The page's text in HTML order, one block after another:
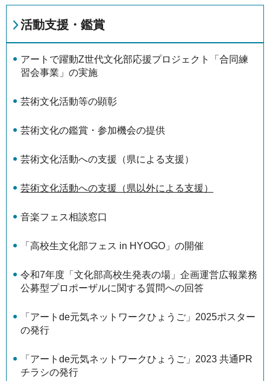
活動支援・鑑賞
アートで躍動Z世代文化部応援プロジェクト「合同練
習会事業」の実施
芸術文化活動等の顕彰
芸術文化の鑑賞・参加機会の提供
芸術文化活動への支援（県による支援）
芸術文化活動への支援（県以外による支援）
音楽フェス相談窓口
「高校生文化部フェス in HYOGO」の開催
令和7年度「文化部高校生発表の場」企画運営広報業務
公募型プロポーザルに関する質問への回答
「アートde元気ネットワークひょうご」2025ポスター
の発行
「アートde元気ネットワークひょうご」2023 共通PR
チラシの発行